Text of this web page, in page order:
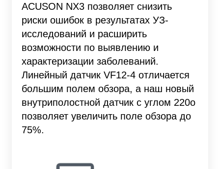
ACUSON NX3 позволяет снизить
риски ошибок в результатах УЗ-
исследований и расширить
возможности по выявлению и
характеризации заболеваний.
Линейный датчик VF12-4 отличается
большим полем обзора, а наш новый
внутриполостной датчик с углом 220o
позволяет увеличить поле обзора до
75%.